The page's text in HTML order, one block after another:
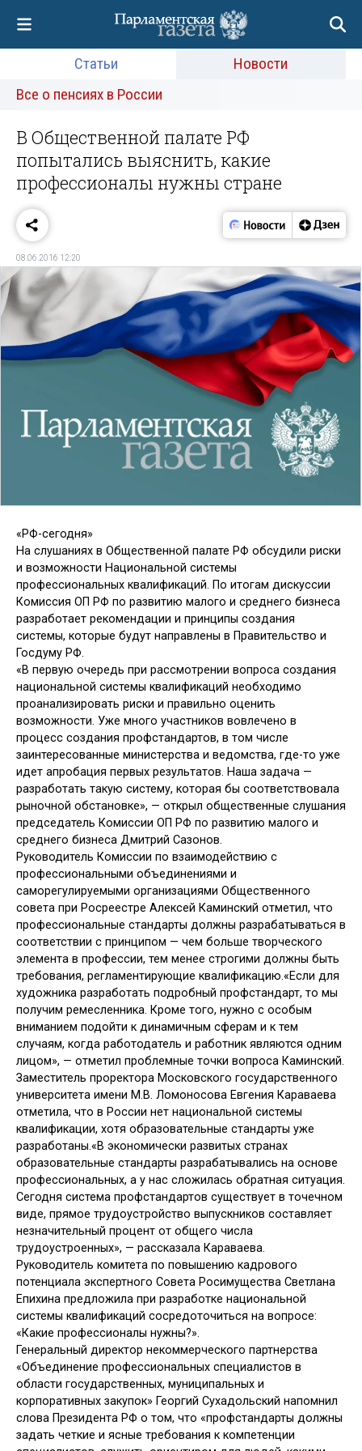
Статьи
Новости
Все о пенсиях в России
В Общественной палате РФ
попытались выяснить, какие
профессионалы нужны стране
08.06.2016 12:20
«РФ-сегодня»
На слушаниях в Общественной палате РФ обсудили риски
и возможности Национальной системы
профессиональных квалификаций. По итогам дискуссии
Комиссия ОП РФ по развитию малого и среднего бизнеса
разработает рекомендации и принципы создания
системы, которые будут направлены в Правительство и
Госдуму РФ.
«В первую очередь при рассмотрении вопроса создания
национальной системы квалификаций необходимо
проанализировать риски и правильно оценить
возможности. Уже много участников вовлечено в
процесс создания профстандартов, в том числе
заинтересованные министерства и ведомства, где-то уже
идет апробация первых результатов. Наша задача —
разработать такую систему, которая бы соответствовала
рыночной обстановке», — открыл общественные слушания
председатель Комиссии ОП РФ по развитию малого и
среднего бизнеса Дмитрий Сазонов.
Руководитель Комиссии по взаимодействию с
профессиональными объединениями и
саморегулируемыми организациями Общественного
совета при Росреестре Алексей Каминский отметил, что
профессиональные стандарты должны разрабатываться в
соответствии с принципом — чем больше творческого
элемента в профессии, тем менее строгими должны быть
требования, регламентирующие квалификацию.«Если для
художника разработать подробный профстандарт, то мы
получим ремесленника. Кроме того, нужно с особым
вниманием подойти к динамичным сферам и к тем
случаям, когда работодатель и работник являются одним
лицом», — отметил проблемные точки вопроса Каминский.
Заместитель проректора Московского государственного
университета имени М.В. Ломоносова Евгения Караваева
отметила, что в России нет национальной системы
квалификации, хотя образовательные стандарты уже
разработаны.«В экономически развитых странах
образовательные стандарты разрабатывались на основе
профессиональных, а у нас сложилась обратная ситуация.
Сегодня система профстандартов существует в точечном
виде, прямое трудоустройство выпускников составляет
незначительный процент от общего числа
трудоустроенных», — рассказала Караваева.
Руководитель комитета по повышению кадрового
потенциала экспертного Совета Росимущества Светлана
Епихина предложила при разработке национальной
системы квалификаций сосредоточиться на вопросе:
«Какие профессионалы нужны?».
Генеральный директор некоммерческого партнерства
«Объединение профессиональных специалистов в
области государственных, муниципальных и
корпоративных закупок» Георгий Сухадольский напомнил
слова Президента РФ о том, что «профстандарты должны
задать четкие и ясные требования к компетенции